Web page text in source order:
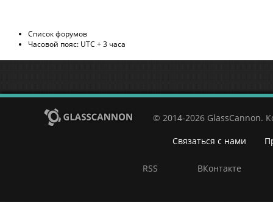
Список форумов
Часовой пояс: UTC + 3 часа
© 2014-2026 GlassCannon.
Связаться с нами
RSS ВКонтакте